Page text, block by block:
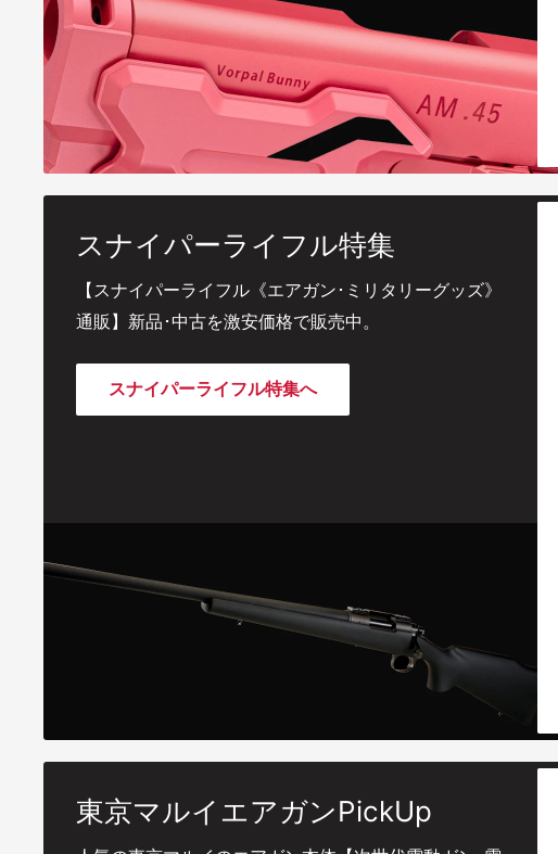
スナイパーライフル特集
【スナイパーライフル《エアガン･ミリタリーグッズ》
通販】新品･中古を激安価格で販売中。
スナイパーライフル特集へ
東京マルイエアガンPickUp